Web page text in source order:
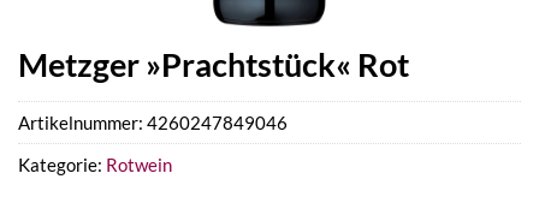
Metzger »Prachtstück« Rot
Artikelnummer: 4260247849046
Kategorie: Rotwein